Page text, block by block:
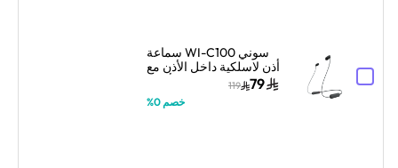
سوني WI-C100 سماعة
أذن لاسلكية داخل الأذن مع
ميكروفون – أسود
79
119
خصم 0%